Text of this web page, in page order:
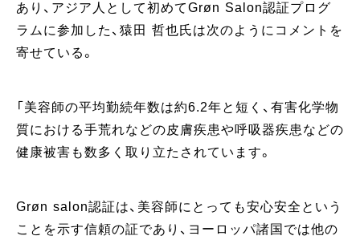
あり、アジア人として初めてGrøn Salon認証プログ
ラムに参加した、猿田 哲也氏は次のようにコメントを
寄せている。
「美容師の平均勤続年数は約6.2年と短く、有害化学物
質における手荒れなどの皮膚疾患や呼吸器疾患などの
健康被害も数多く取り立たされています。
Grøn salon認証は、美容師にとっても安心安全という
ことを示す信頼の証であり、ヨーロッパ諸国では他の